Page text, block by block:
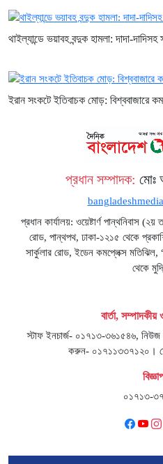
থাইল্যান্ডে ভয়াবহ বন্দুক হামলা: দাদা-
ইরান সংকটে ইতিবাচক মোড়: বিশ্ববাজারে
প্রধান সম্পাদক: মোঃ
প্রধান কার্যালয়: ওয়েষ্টার্ণ পান্থনিবাস
রোড, পান্থপথ, ঢাকা-১২১৫ থেকে
সার্কুলার রোড, ইডেন কমপ্লেক্স মতিঝিল,
থেকে
বার্তা, সম্পাদকীয়
স্টাফ ইনচার্জ- ০১৭১৩-৩৬১৫৪৬,
করুন- ০১৭১১৩৩৭১২০।
০১৭১৩-